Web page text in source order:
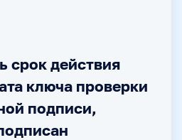
срок действия
ключа проверки
подписи,